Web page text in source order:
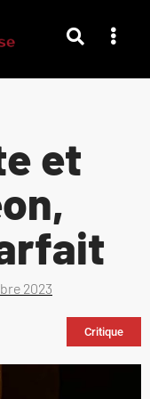
et
2023
Critique